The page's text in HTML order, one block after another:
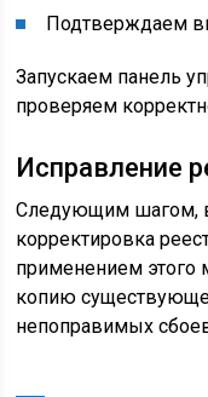
Подтверждаем
Запускаем панель
проверяем
Исправление
Следующим шагом, в
корректировка
применением этого
копию
непоправимых